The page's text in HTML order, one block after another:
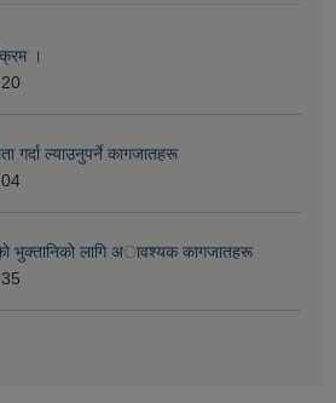
।
गर्दा ल्याउनुपर्ने कागजातहरू
भुक्तानिकाे लागि अावश्यक कागजातहरू